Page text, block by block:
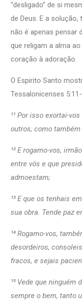
“desligado” de si
de Deus. E a
não é apenas pensar
que religam a alma
coração à adoração.
O Espirito Santo
Tessalonicenses
¹¹ Por isso exortai-
outros, como também
¹² E rogamo-vos,
entre vós e que
admoestam;
¹³ E que os tenhais
sua obra. Tende paz
¹⁴ Rogamo-vos,
desordeiros,
fracos, e sejais
¹⁵ Vede que
sempre o bem, tanto